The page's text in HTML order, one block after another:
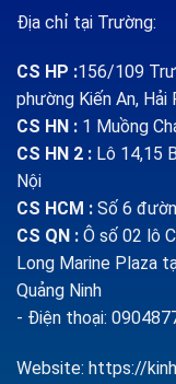
Địa chỉ tại Trường:
CS HP :156/109
phường Kiến An, Hải
CS HN : 1 Muồng
CS HN 2 : Lô 14,15
Nội
CS HCM : Số 6
CS QN : Ô số 02 lô
Long Marine Plaza
Quảng Ninh
- Điện thoại:
Website: https://